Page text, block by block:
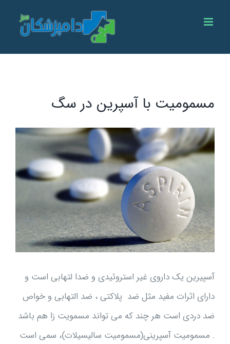
مسمومیت با آسپرین در سگ
View
Larger
آسپیرین یک داروی غیر استروئیدی و ضدا لتهابی است و
دارای اثرات مفید مثل ضد پلاکتی ، ضد التهابی و خواص
ضد دردی است هر چند که می تواند مسمویت زا هم باشد
. مسمومیت آسپرینی(مسمومیت سالیسیلات)، سمی است